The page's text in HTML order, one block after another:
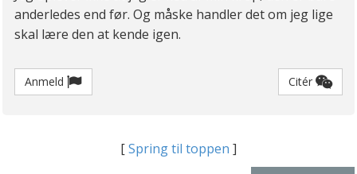
anderledes end før. Og måske handler det om jeg lige
skal lære den at kende igen.
Anmeld Citér
[Spring til toppen ]